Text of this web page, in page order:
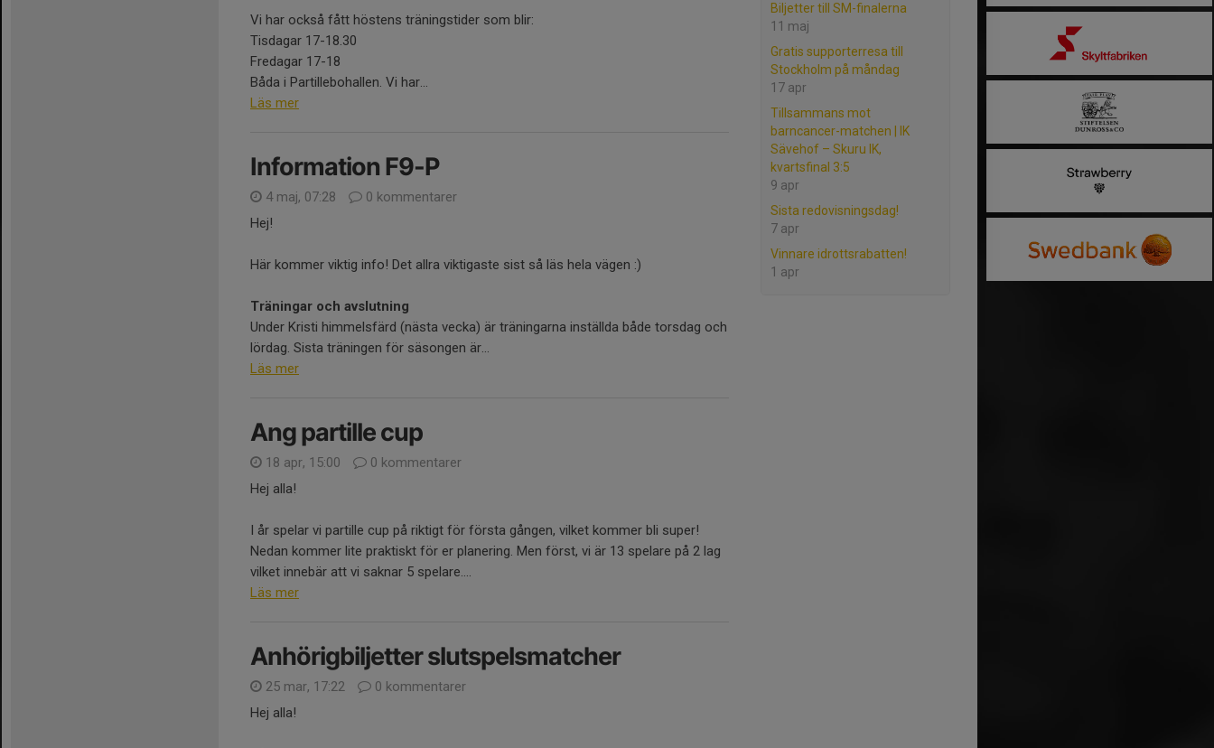
Biljetter till SM-finalerna
11 maj
Gratis supporterresa till
Stockholm på måndag
17 apr
Tillsammans mot
barncancer-matchen | IK
Sävehof – Skuru IK,
kvartsfinal 3:5
9 apr
Sista redovisningsdag!
7 apr
Vinnare idrottsrabatten!
1 apr
Vi har också fått höstens träningstider som blir:
Tisdagar 17-18.30
Fredagar 17-18
Båda i Partillebohallen. Vi har...
Läs mer
Information F9-P
4 maj, 07:28
0 kommentarer
Hej!
Här kommer viktig info! Det allra viktigaste sist så läs hela vägen :)
Träningar och avslutning
Under Kristi himmelsfärd (nästa vecka) är träningarna inställda både torsdag och
lördag. Sista träningen för säsongen är...
Läs mer
Ang partille cup
18 apr, 15:00
0 kommentarer
Hej alla!
I år spelar vi partille cup på riktigt för första gången, vilket kommer bli super!
Nedan kommer lite praktiskt för er planering. Men först, vi är 13 spelare på 2 lag
vilket innebär att vi saknar 5 spelare....
Läs mer
Anhörigbiljetter slutspelsmatcher
25 mar, 17:22
0 kommentarer
Hej alla!